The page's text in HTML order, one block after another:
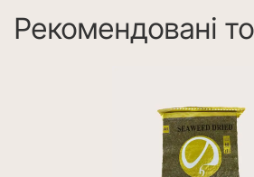
Рекомендовані